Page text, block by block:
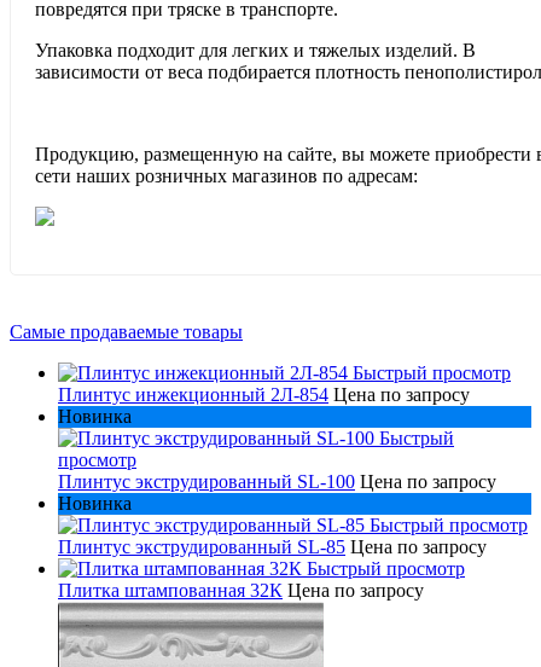
повредятся при тряске в транспорте.
Упаковка подходит для легких и тяжелых изделий. В
зависимости от веса подбирается плотность
Продукцию, размещенную на сайте, вы можете приобрести
сети наших розничных магазинов по адресам:
Самые продаваемые товары
Быстрый просмотр
Плинтус инжекционный 2Л-854 Цена по запросу
Новинка
Быстрый
просмотр
Плинтус экструдированный SL-100 Цена по запросу
Новинка
Быстрый просмотр
Плинтус экструдированный SL-85 Цена по запросу
Быстрый просмотр
Плитка штампованная 32К Цена по запросу